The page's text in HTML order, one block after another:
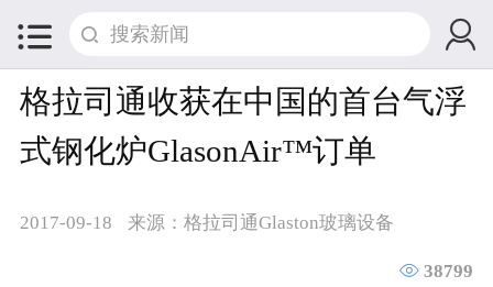
 
格拉司通收获在中国的首台气浮
式钢化炉GlasonAir™订单
2017-09-18 来源：格拉司通Glaston玻璃设备
 38799